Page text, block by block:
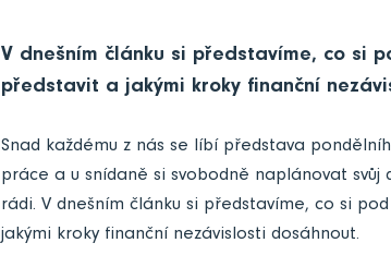
V dnešním článku si představíme, co si
představit a jakými kroky finanční
Snad každému z nás se líbí představa
práce a u snídaně si svobodně naplánovat
rádi. V dnešním článku si představíme, co si
jakými kroky finanční nezávislosti dosáhnout.